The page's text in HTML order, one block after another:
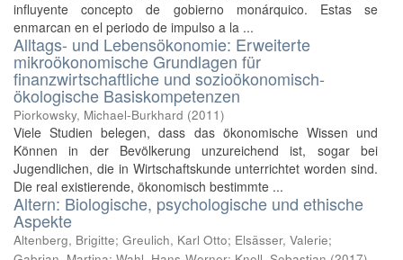
influyente concepto de gobierno monárquico. Estas se
enmarcan en el periodo de impulso a la ...
Alltags- und Lebensökonomie: Erweiterte
mikroökonomische Grundlagen für
finanzwirtschaftliche und sozioökonomisch-
ökologische Basiskompetenzen
Piorkowsky, Michael-Burkhard (2011)
Viele Studien belegen, dass das ökonomische Wissen und
Können in der Bevölkerung unzureichend ist, sogar bei
Jugendlichen, die in Wirtschaftskunde unterrichtet worden sind.
Die real existierende, ökonomisch bestimmte ...
Altern: Biologische, psychologische und ethische
Aspekte
Altenberg, Brigitte; Greulich, Karl Otto; Elsässer, Valerie;